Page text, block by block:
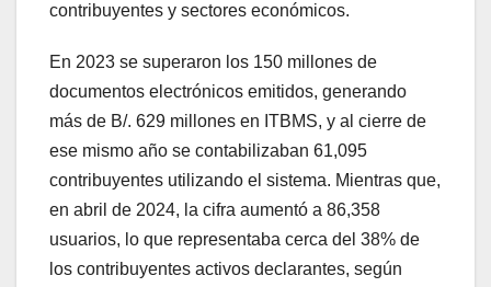
contribuyentes y sectores económicos.
En 2023 se superaron los 150 millones de
documentos electrónicos emitidos, generando
más de B/. 629 millones en ITBMS, y al cierre de
ese mismo año se contabilizaban 61,095
contribuyentes utilizando el sistema. Mientras que,
en abril de 2024, la cifra aumentó a 86,358
usuarios, lo que representaba cerca del 38% de
los contribuyentes activos declarantes, según